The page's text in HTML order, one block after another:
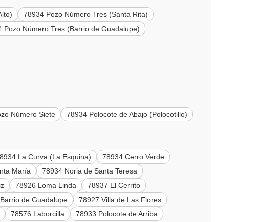
78934 Pozo Número Tres (Santa Rita)
Pozo Número Tres (Barrio de Guadalupe)
Número Siete 78934 Polocote de Abajo (Polocotillo)
La Curva (La Esquina)
78934 Cerro Verde
María
78934 Noria de Santa Teresa
78926 Loma Linda
78937 El Cerrito
de Guadalupe
78927 Villa de Las Flores
78576 Laborcilla
78933 Polocote de Arriba